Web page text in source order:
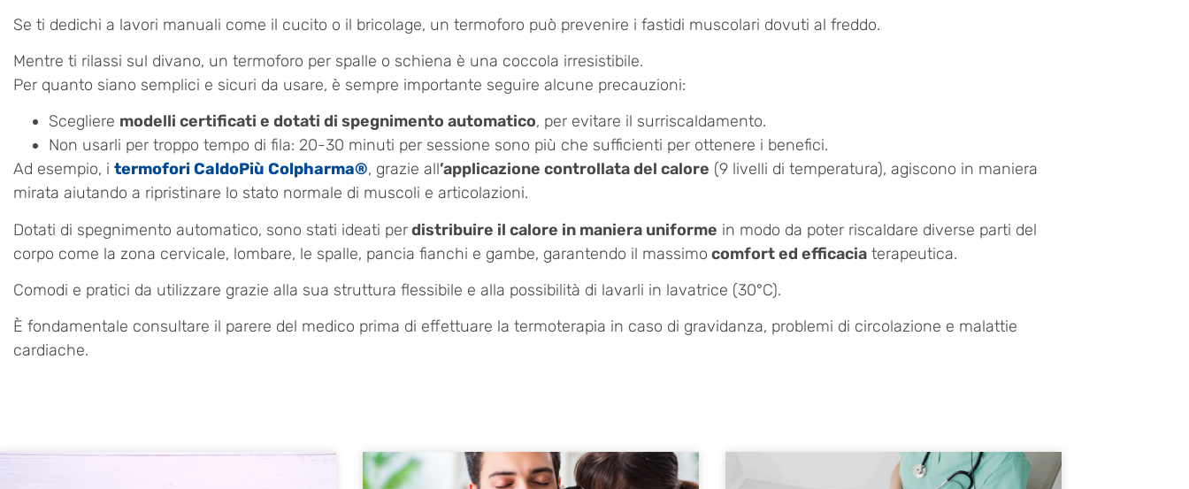
Se ti dedichi a lavori manuali come il cucito o il bricolage, un termoforo può prevenire i fastidi muscolari dovuti al freddo.
Mentre ti rilassi sul divano, un termoforo per spalle o schiena è una coccola irresistibile.
Per quanto siano semplici e sicuri da usare, è sempre importante seguire alcune precauzioni:
Scegliere modelli certificati e dotati di spegnimento automatico, per evitare il surriscaldamento.
Non usarli per troppo tempo di fila: 20-30 minuti per sessione sono più che sufficienti per ottenere i benefici.
Ad esempio, i termofori CaldoPiù Colpharma®, grazie all’applicazione controllata del calore (9 livelli di temperatura), agiscono in maniera
mirata aiutando a ripristinare lo stato normale di muscoli e articolazioni.
Dotati di spegnimento automatico, sono stati ideati perdistribuire il calore in maniera uniforme in modo da poter riscaldare diverse parti del
corpo come la zona cervicale, lombare, le spalle, pancia fianchi e gambe, garantendo il massimo comfort ed efficacia terapeutica.
Comodi e pratici da utilizzare grazie alla sua struttura flessibile e alla possibilità di lavarli in lavatrice (30°C).
È fondamentale consultare il parere del medico prima di effettuare la termoterapia in caso di gravidanza, problemi di circolazione e malattie
cardiache.